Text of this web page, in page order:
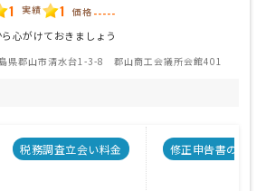
1 実績 1 価格 -----
心がけておきましょう
県郡山市清水台1-3-8 郡山商工会議所会館401
税務調査立会い料金 修正申告書の料金